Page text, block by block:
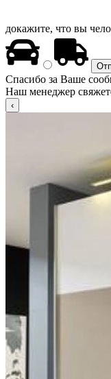
докажите, что вы
Спасибо за Ваше
Наш менеджер